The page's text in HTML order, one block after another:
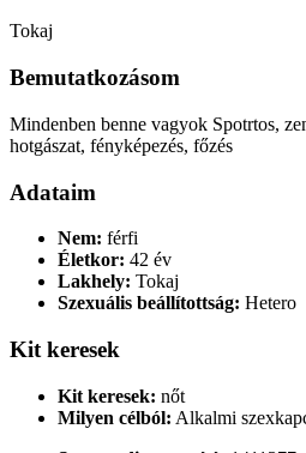
Tokaj
Bemutatkozásom
Mindenben benne vagyok Spotrtos,
hotgászat, fényképezés, főzés
Adataim
Nem: férfi
Életkor: 42 év
Lakhely: Tokaj
Szexuális beállítottság: Hetero
Kit keresek
Kit keresek: nőt
Milyen célból: Alkalmi